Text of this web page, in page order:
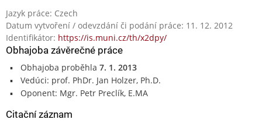
Jazyk práce: Czech
Datum vytvoření / odevzdání či podání práce: 11. 12. 2012
Identifikátor: https://is.muni.cz/th/x2dpy/
Obhajoba závěrečné práce
Obhajoba proběhla 7. 1. 2013
Vedúci: prof. PhDr. Jan Holzer, Ph.D.
Oponent: Mgr. Petr Preclík, E.MA
Citační záznam